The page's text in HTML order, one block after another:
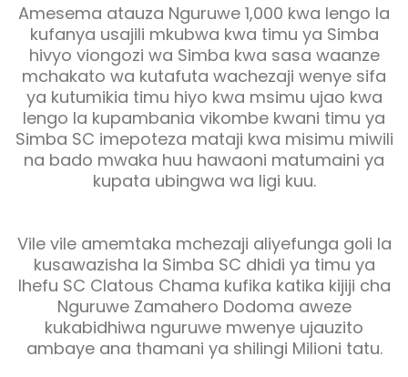
Amesema atauza Nguruwe 1,000 kwa lengo la
kufanya usajili mkubwa kwa timu ya Simba
hivyo viongozi wa Simba kwa sasa waanze
mchakato wa kutafuta wachezaji wenye sifa
ya kutumikia timu hiyo kwa msimu ujao kwa
lengo la kupambania vikombe kwani timu ya
Simba SC imepoteza mataji kwa misimu miwili
na bado mwaka huu hawaoni matumaini ya
kupata ubingwa wa ligi kuu.
Vile vile amemtaka mchezaji aliyefunga goli la
kusawazisha la Simba SC dhidi ya timu ya
Ihefu SC Clatous Chama kufika katika kijiji cha
Nguruwe Zamahero Dodoma aweze
kukabidhiwa nguruwe mwenye ujauzito
ambaye ana thamani ya shilingi Milioni tatu.